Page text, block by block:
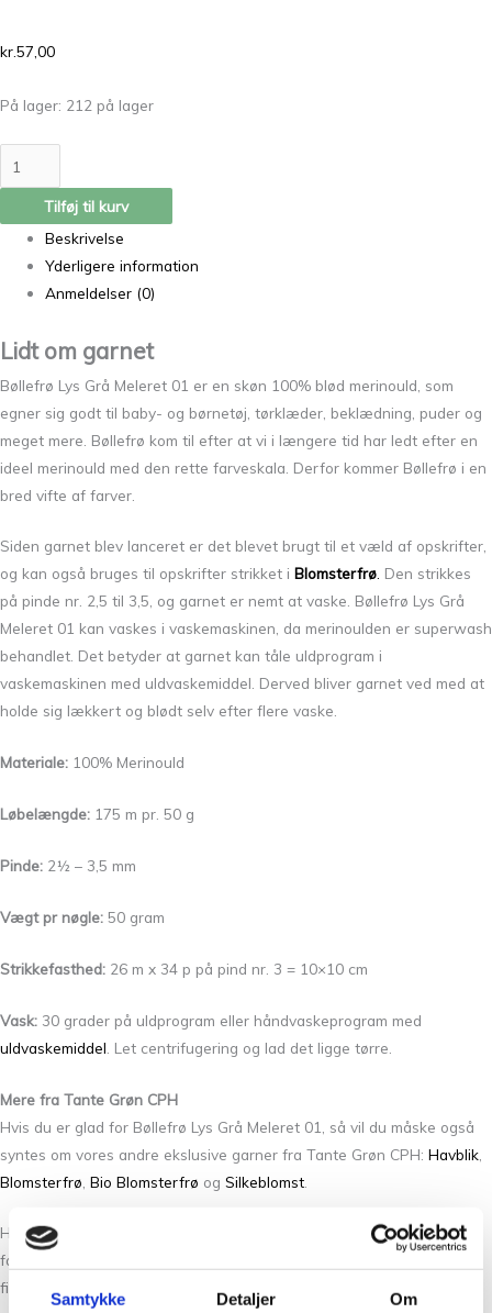
Samtykke Detaljer Om
kr.57,00
På lager: 212 på lager
Tilføj til kurv
Beskrivelse
Yderligere information
Anmeldelser (0)
Lidt om garnet
Bøllefrø Lys Grå Meleret 01 er en skøn 100% blød merinould, som
egner sig godt til baby- og børnetøj, tørklæder, beklædning, puder og
meget mere. Bøllefrø kom til efter at vi i længere tid har ledt efter en
ideel merinould med den rette farveskala. Derfor kommer Bøllefrø i en
bred vifte af farver.
Siden garnet blev lanceret er det blevet brugt til et væld af opskrifter,
og kan også bruges til opskrifter strikket i Blomsterfrø Den strikkes
på pinde nr. 2,5 til 3,5, og garnet er nemt at vaske. Bøllefrø Lys Grå
Meleret 01 kan vaskes i vaskemaskinen, da merinoulden er superwash
behandlet. Det betyder at garnet kan tåle uldprogram i
vaskemaskinen med uldvaskemiddel. Derved bliver garnet ved med at
holde sig lækkert og blødt selv efter flere vaske.
Materiale: 100% Merinould
Løbelængde: 175 m pr. 50 g
Pinde: 2½ – 3,5 mm
Vægt pr nøgle: 50 gram
Strikkefasthed: 26 m x 34 p på pind nr. 3 = 10×10 cm
Vask: 30 grader på uldprogram eller håndvaskeprogram med
uldvaskemiddel . Let centrifugering og lad det ligge tørre.
Mere fra Tante Grøn CPH
Hvis du er glad for Bøllefrø Lys Grå Meleret 01, så vil du måske også
syntes om vores andre ekslusive garner fra Tante Grøn CPH: Havblik
Blomsterfrø Bio Blomsterfrø og Silkeblomst
Hos Tante Grøn CPH har vi et stort udvalg af garner i mange skønne
farver. Så hvis du vil have syn for sagen og mærke garnet mellem
fingrene, så kom forbi vores butik på Christian Winthers Vej 2. Vi